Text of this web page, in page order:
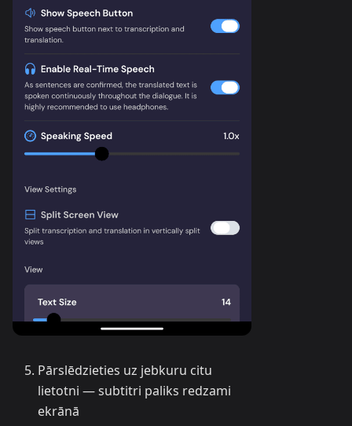
Pārslēdzieties uz jebkuru citu
lietotni — subtitri paliks redzami
ekrānā